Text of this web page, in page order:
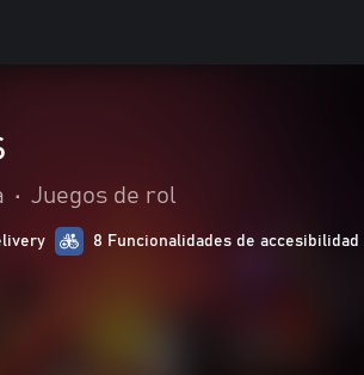
• Juegos de rol
8 Funcionalidades de accesibilidad